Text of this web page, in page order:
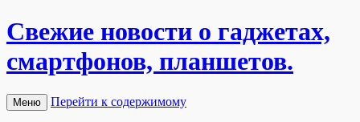
Свежие новости о гаджетах,
смартфонов, планшетов.
Меню Перейти к содержимому